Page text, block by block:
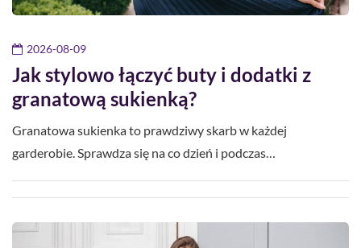
2026-08-09
Jak stylowo łączyć buty i dodatki z
granatową sukienką?
Granatowa sukienka to prawdziwy skarb w każdej
garderobie. Sprawdza się na co dzień i podczas…